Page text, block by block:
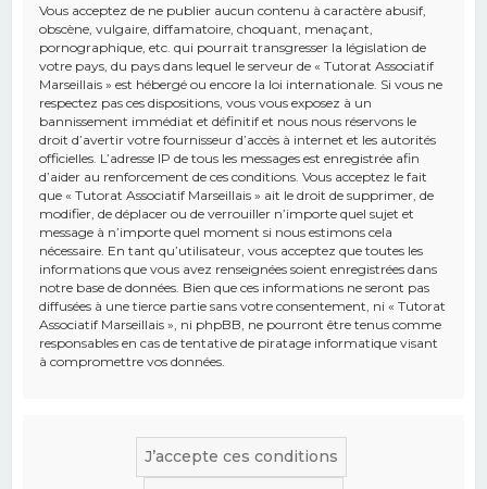
Vous acceptez de ne publier aucun contenu à caractère abusif,
obscène, vulgaire, diffamatoire, choquant, menaçant,
pornographique, etc. qui pourrait transgresser la législation de
votre pays, du pays dans lequel le serveur de « Tutorat Associatif
Marseillais » est hébergé ou encore la loi internationale. Si vous ne
respectez pas ces dispositions, vous vous exposez à un
bannissement immédiat et définitif et nous nous réservons le
droit d’avertir votre fournisseur d’accès à internet et les autorités
officielles. L’adresse IP de tous les messages est enregistrée afin
d’aider au renforcement de ces conditions. Vous acceptez le fait
que « Tutorat Associatif Marseillais » ait le droit de supprimer, de
modifier, de déplacer ou de verrouiller n’importe quel sujet et
message à n’importe quel moment si nous estimons cela
nécessaire. En tant qu’utilisateur, vous acceptez que toutes les
informations que vous avez renseignées soient enregistrées dans
notre base de données. Bien que ces informations ne seront pas
diffusées à une tierce partie sans votre consentement, ni « Tutorat
Associatif Marseillais », ni phpBB, ne pourront être tenus comme
responsables en cas de tentative de piratage informatique visant
à compromettre vos données.